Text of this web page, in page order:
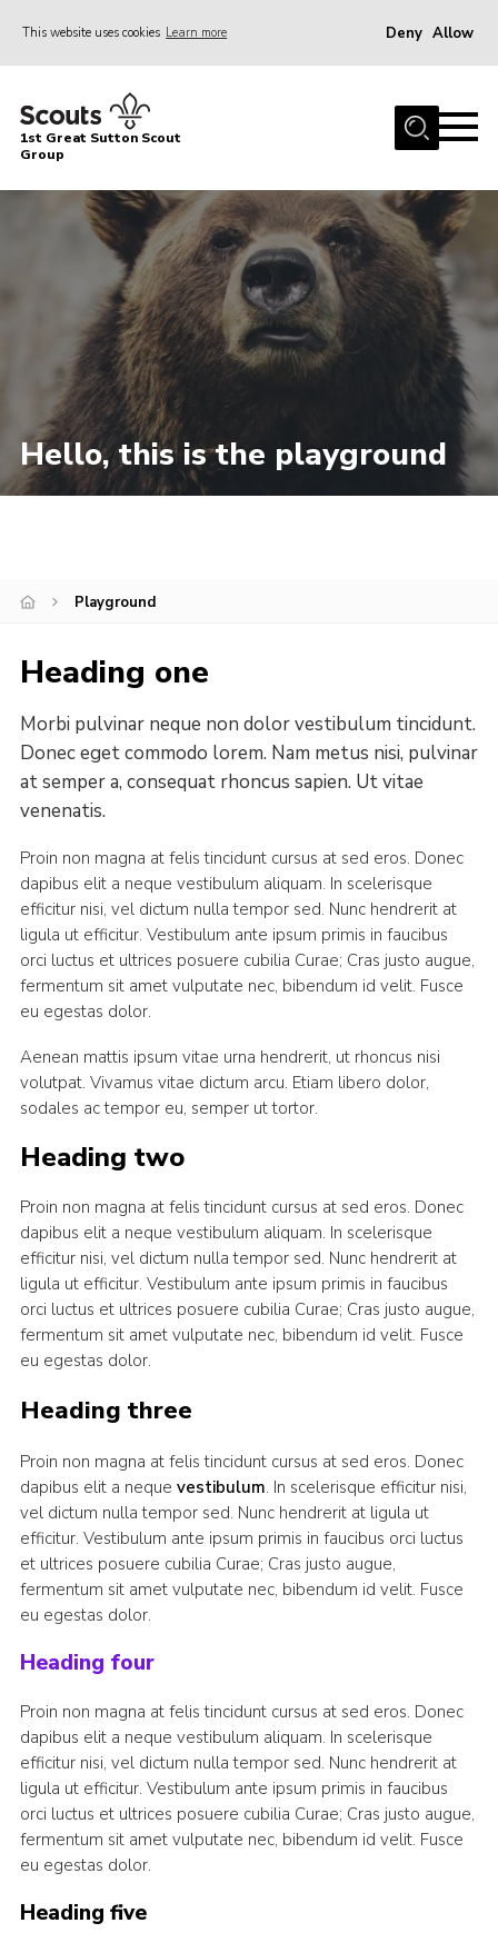
This website uses cookies Learn more Deny Allow
Home
About Us
Join
News
Gallery
Contact
Group History
Members area
Cookies
Join
1st Great Sutton Scout
Group
Hello, this is the playground
Playground
Heading one
Morbi pulvinar neque non dolor vestibulum tincidunt.
Donec eget commodo lorem. Nam metus nisi, pulvinar
at semper a, consequat rhoncus sapien. Ut vitae
venenatis.
Proin non magna at felis tincidunt cursus at sed eros. Donec
dapibus elit a neque vestibulum aliquam. In scelerisque
efficitur nisi, vel dictum nulla tempor sed. Nunc hendrerit at
ligula ut efficitur. Vestibulum ante ipsum primis in faucibus
orci luctus et ultrices posuere cubilia Curae; Cras justo augue,
fermentum sit amet vulputate nec, bibendum id velit. Fusce
eu egestas dolor.
Aenean mattis ipsum vitae urna hendrerit, ut rhoncus nisi
volutpat. Vivamus vitae dictum arcu. Etiam libero dolor,
sodales ac tempor eu, semper ut tortor.
Heading two
Proin non magna at felis tincidunt cursus at sed eros. Donec
dapibus elit a neque vestibulum aliquam. In scelerisque
efficitur nisi, vel dictum nulla tempor sed. Nunc hendrerit at
ligula ut efficitur. Vestibulum ante ipsum primis in faucibus
orci luctus et ultrices posuere cubilia Curae; Cras justo augue,
fermentum sit amet vulputate nec, bibendum id velit. Fusce
eu egestas dolor.
Heading three
Proin non magna at felis tincidunt cursus at sed eros. Donec
dapibus elit a neque vestibulum. In scelerisque efficitur nisi,
vel dictum nulla tempor sed. Nunc hendrerit at ligula ut
efficitur. Vestibulum ante ipsum primis in faucibus orci luctus
et ultrices posuere cubilia Curae; Cras justo augue,
fermentum sit amet vulputate nec, bibendum id velit. Fusce
eu egestas dolor.
Heading four
Proin non magna at felis tincidunt cursus at sed eros. Donec
dapibus elit a neque vestibulum aliquam. In scelerisque
efficitur nisi, vel dictum nulla tempor sed. Nunc hendrerit at
ligula ut efficitur. Vestibulum ante ipsum primis in faucibus
orci luctus et ultrices posuere cubilia Curae; Cras justo augue,
fermentum sit amet vulputate nec, bibendum id velit. Fusce
eu egestas dolor.
Heading five